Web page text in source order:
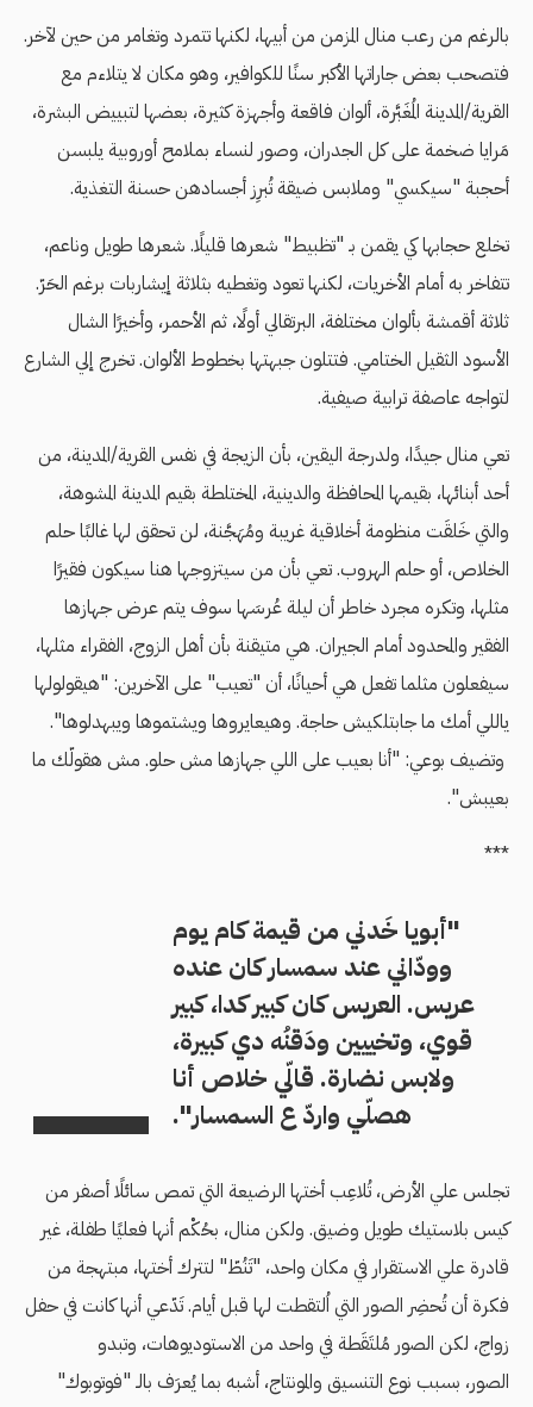
بالرغم من رعب منال المزمن من أبيها، لكنها تتمرد وتغامر من حين لآخر.
فتصحب بعض جاراتها الأكبر سنًا للكوافير، وهو مكان لا يتلاءم مع
القرية/المدينة المُغَبَّرة، ألوان فاقعة وأجهزة كثيرة، بعضها لتبييض البشرة،
مَرايا ضخمة على كل الجدران، وصور لنساء بملامح أوروبية يلبسن
أحجبة "سيكسي" وملابس ضيقة تُبرِز أجسادهن حسنة التغذية.
تخلع حجابها كي يقمن بـ "تظبيط" شعرها قليلًا. شعرها طويل وناعم،
تتفاخر به أمام الأخريات، لكنها تعود وتغطيه بثلاثة إيشاربات برغم الحَرّ.
ثلاثة أقمشة بألوان مختلفة، البرتقالي أولًا، ثم الأحمر، وأخيرًا الشال
الأسود الثقيل الختامي. فتتلون جبهتها بخطوط الألوان. تخرج إلي الشارع
لتواجه عاصفة ترابية صيفية.
تعي منال جيدًا، ولدرجة اليقين، بأن الزيجة في نفس القرية/المدينة، من
أحد أبنائها، بقيمها المحافظة والدينية، المختلطة بقيم المدينة المشوهة،
والتي خَلقَت منظومة أخلاقية غريبة ومُهَجَّنة، لن تحقق لها غالبًا حلم
الخلاص، أو حلم الهروب. تعي بأن من سيتزوجها هنا سيكون فقيرًا
مثلها، وتكره مجرد خاطر أن ليلة عُرسَها سوف يتم عرض جهازها
الفقير والمحدود أمام الجيران. هي متيقنة بأن أهل الزوج، الفقراء مثلها،
سيفعلون مثلما تفعل هي أحيانًا، أن "تعيب" على الآخرين: "هيقولولها
ياللي أمك ما جابتلكيش حاجة. وهيعايروها ويشتموها ويبهدلوها".
وتضيف بوعي: "أنا بعيب على اللي جهازها مش حلو. مش هقولّك ما
بعيبش".
***
"أبويا خَدني من قيمة كام يوم
وودّاني عند سمسار كان عنده
عريس. العريس كان كبير كدا، كبير
قوي، وتخييين ودَقنُه دي كبيرة،
ولابس نضارة. قالّي خلاص أنا
هصلّي واردّ ع السمسار".
تجلس علي الأرض، تُلاعِب أختها الرضيعة التي تمص سائلًا أصفر من
كيس بلاستيك طويل وضيق. ولكن منال، بحُكْم أنها فعليًا طفلة، غير
قادرة علي الاستقرار في مكان واحد، "تَنُطّ" لتترك أختها، مبتهجة من
فكرة أن تُحضِر الصور التي اُلتقطت لها قبل أيام. تَدّعي أنها كانت في حفل
زواج، لكن الصور مُلتَقَطة في واحد من الاستوديوهات، وتبدو
الصور، بسبب نوع التنسيق والمونتاج، أشبه بما يُعرَف بالـ "فوتوبوك"